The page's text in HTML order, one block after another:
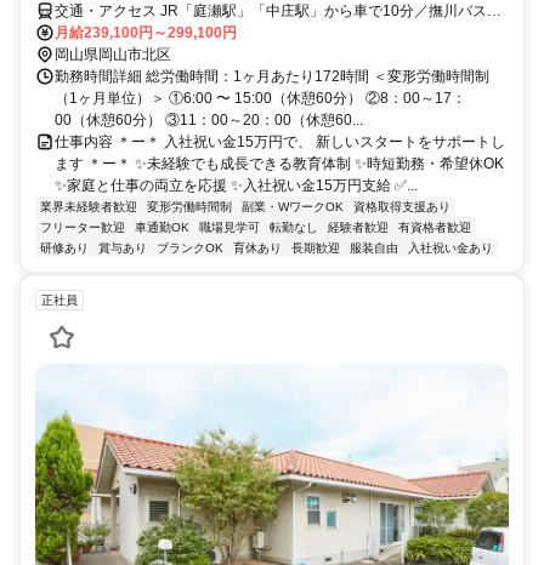
交通・アクセス JR「庭瀬駅」「中庄駅」から車で10分／撫川バス
停・下撫川バス停より徒歩10分
月給239,100円～299,100円
岡山県岡山市北区
勤務時間詳細 総労働時間：1ヶ月あたり172時間 ＜変形労働時間制
（1ヶ月単位）＞ ①6:00 〜 15:00（休憩60分） ②8：00～17：
00（休憩60分） ③11：00～20：00（休憩60...
仕事内容 ＊ー＊ 入社祝い金15万円で、 新しいスタートをサポートし
ます ＊ー＊ ✨未経験でも成長できる教育体制 ✨時短勤務・希望休OK
✨家庭と仕事の両立を応援 ✨入社祝い金15万円支給 ✅...
業界未経験者歓迎 変形労働時間制 副業・WワークOK
資格取得支援あり
フリーター歓迎
車通勤OK 職場見学可 転勤なし 経験者歓迎
有資格者歓迎
研修あり
賞与あり ブランクOK 育休あり 長期歓迎 服装自由 入社祝い金あり
正社員